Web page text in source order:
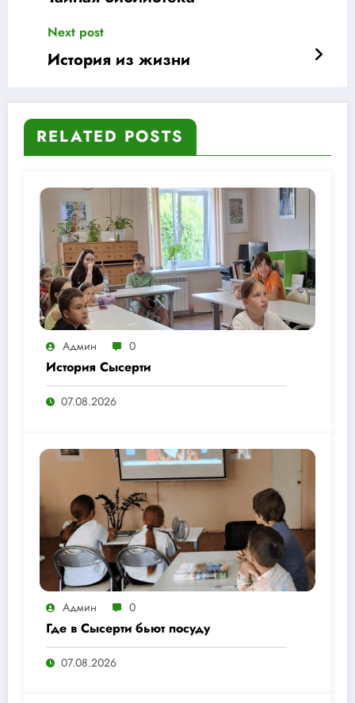
Next post
История из жизни
RELATED POSTS
Админ 0
История Сысерти
07.08.2026
Админ 0
Где в Сысерти бьют посуду
07.08.2026